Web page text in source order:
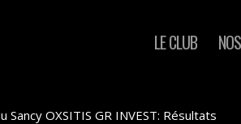
LE CLUB
Sancy OXSITIS GR INVEST: Résultats